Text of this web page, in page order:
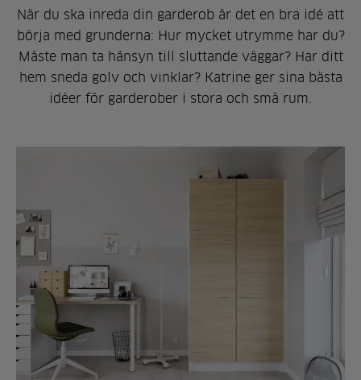
När du ska inreda din garderob är det en bra idé att
börja med grunderna: Hur mycket utrymme har du?
Måste man ta hänsyn till sluttande väggar? Har ditt
hem sneda golv och vinklar? Katrine ger sina bästa
idéer för garderober i stora och små rum.